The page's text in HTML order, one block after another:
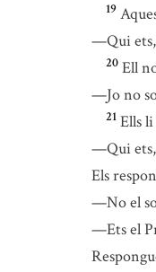
19
—Qui
20 Ell
—Jo no
21 Ells
—Qui ets,
Els
—No el
—Ets el